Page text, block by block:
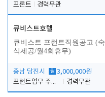
프론트
경력무관
큐비스트호텔
큐비스트 프런트직원공고 (숙
식제공/월4회휴무)
충남 당진시 월 3,000,000원
프런트업무 주간, 야간
경력무관